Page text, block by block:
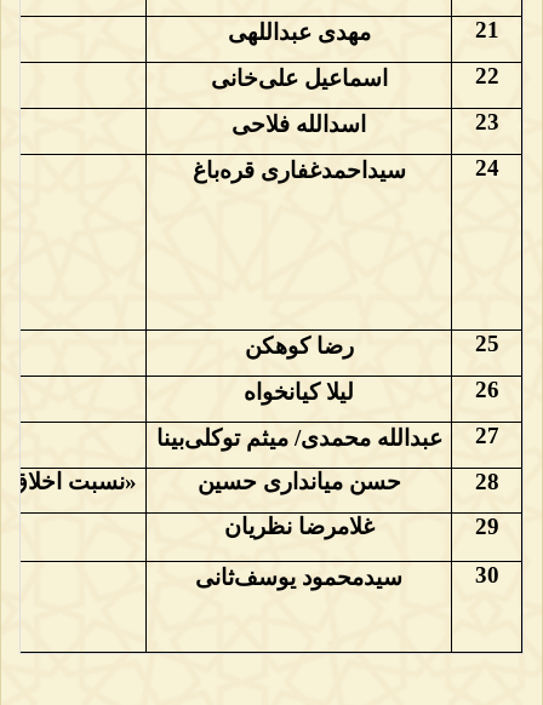
21
مهدی عبداللهی
22
اسماعیل علی‌خانی
23
اسدالله فلاحی
24
سیداحمدغفاری قره‌باغ
25
رضا کوهکن
26
لیلا کیانخواه
27
عبدالله محمدی/ میثم توکلی‌بینا
28
حسن میانداری حسین
«نسبت اخلاق
29
غلامرضا نظریان
30
سیدمحمود یوسف‌ثانی